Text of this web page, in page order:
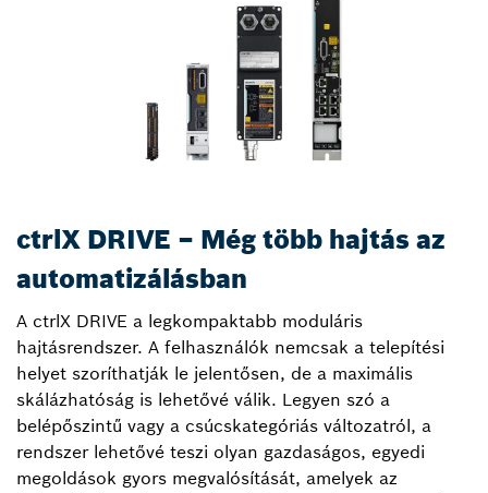
ctrlX DRIVE – Még több hajtás az
automatizálásban
A ctrlX DRIVE a legkompaktabb moduláris
hajtásrendszer. A felhasználók nemcsak a telepítési
helyet szoríthatják le jelentősen, de a maximális
skálázhatóság is lehetővé válik. Legyen szó a
belépőszintű vagy a csúcskategóriás változatról, a
rendszer lehetővé teszi olyan gazdaságos, egyedi
megoldások gyors megvalósítását, amelyek az